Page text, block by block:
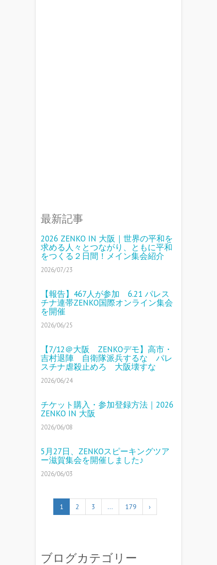
最新記事
2026 ZENKO IN 大阪｜世界の平和を
求める人々とつながり、ともに平和
をつくる２日間！メイン集会紹介
2026/07/23
【報告】467人が参加 6.21 パレス
チナ連帯ZENKO国際オンライン集会
を開催
2026/06/25
【7/12＠大阪 ZENKOデモ】高市・
吉村退陣 自衛隊派兵するな パレ
スチナ虐殺止めろ 大阪壊すな
2026/06/24
チケット購入・参加登録方法｜2026
ZENKO IN 大阪
2026/06/08
5月27日、ZENKOスピーキングツア
ー滋賀集会を開催しました♪
2026/06/03
1 2 3 … 179 ›
ブログカテゴリー